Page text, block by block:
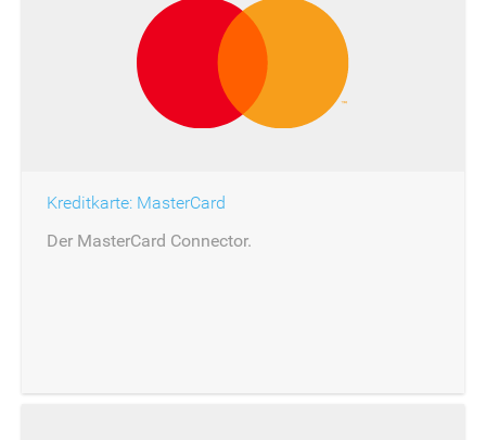
Kreditkarte: MasterCard
Der MasterCard Connector.